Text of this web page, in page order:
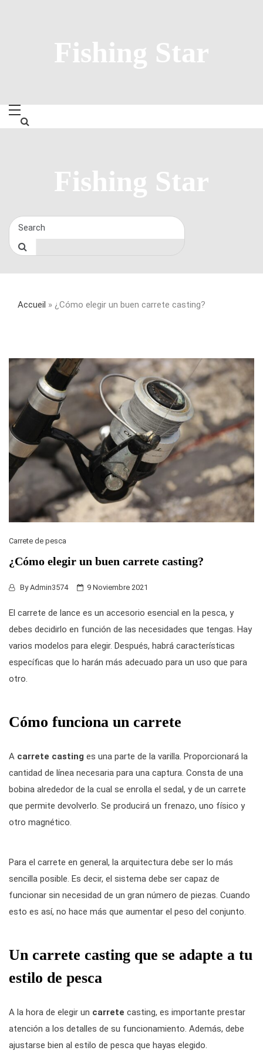
Fishing Star
Fishing Star
Accueil » ¿Cómo elegir un buen carrete casting?
Carrete de pesca
¿Cómo elegir un buen carrete casting?
ByAdmin3574 9 Noviembre 2021
El carrete de lance es un accesorio esencial en la pesca, y
debes decidirlo en función de las necesidades que tengas. Hay
varios modelos para elegir. Después, habrá características
específicas que lo harán más adecuado para un uso que para
otro.
Cómo funciona un carrete
A carrete casting es una parte de la varilla. Proporcionará la
cantidad de línea necesaria para una captura. Consta de una
bobina alrededor de la cual se enrolla el sedal, y de un carrete
que permite devolverlo. Se producirá un frenazo, uno físico y
otro magnético.
Para el carrete en general, la arquitectura debe ser lo más
sencilla posible. Es decir, el sistema debe ser capaz de
funcionar sin necesidad de un gran número de piezas. Cuando
esto es así, no hace más que aumentar el peso del conjunto.
Un carrete casting que se adapte a tu
estilo de pesca
A la hora de elegir un carrete casting, es importante prestar
atención a los detalles de su funcionamiento. Además, debe
ajustarse bien al estilo de pesca que hayas elegido.